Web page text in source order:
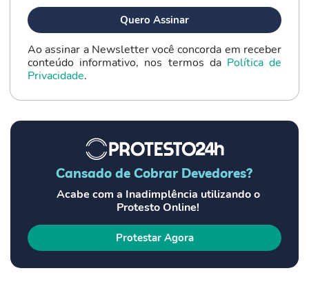
Ao assinar a Newsletter você concorda em receber
conteúdo informativo, nos termos da Política de
Privacidade.
Cansado de Cobrar Devedores?
Acabe com a Inadimplência utilizando o
Protesto Online!
Protestar Agora